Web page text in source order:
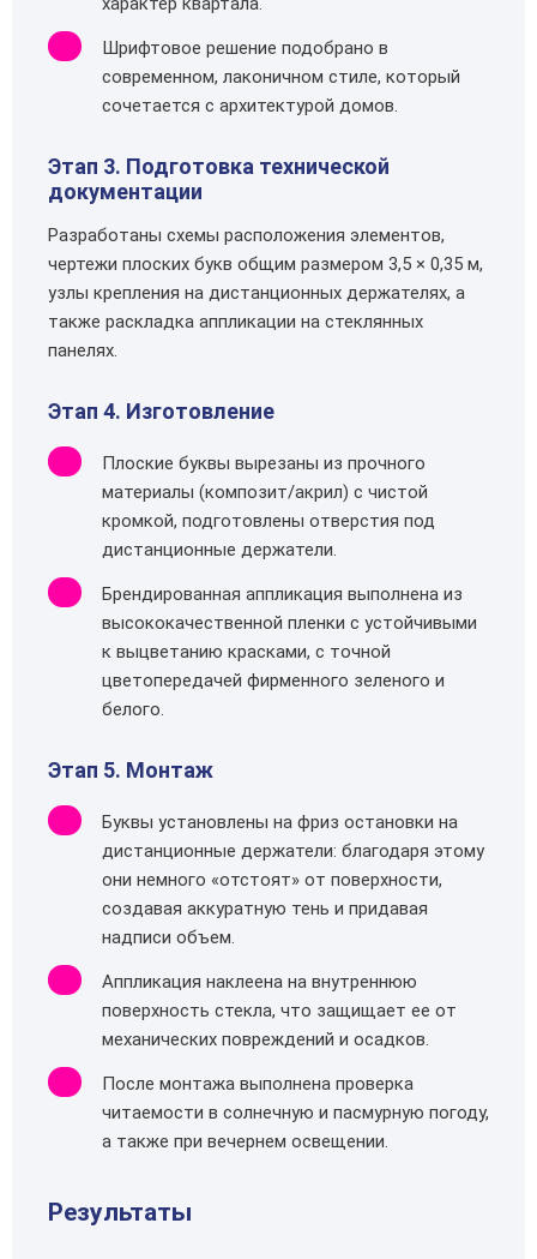
Шрифтовое решение подобрано в
современном, лаконичном стиле, который
сочетается с архитектурой домов.
Этап 3. Подготовка технической
документации
Разработаны схемы расположения элементов,
чертежи плоских букв общим размером 3,5 × 0,35 м,
узлы крепления на дистанционных держателях, а
также раскладка аппликации на стеклянных
панелях.
Этап 4. Изготовление
Плоские буквы вырезаны из прочного
материалы (композит/акрил) с чистой
кромкой, подготовлены отверстия под
дистанционные держатели.
Брендированная аппликация выполнена из
высококачественной пленки с устойчивыми
к выцветанию красками, с точной
цветопередачей фирменного зеленого и
белого.
Этап 5. Монтаж
Буквы установлены на фриз остановки на
дистанционные держатели: благодаря этому
они немного «отстоят» от поверхности,
создавая аккуратную тень и придавая
надписи объем.
Аппликация наклеена на внутреннюю
поверхность стекла, что защищает ее от
механических повреждений и осадков.
После монтажа выполнена проверка
читаемости в солнечную и пасмурную погоду,
а также при вечернем освещении.
Результаты